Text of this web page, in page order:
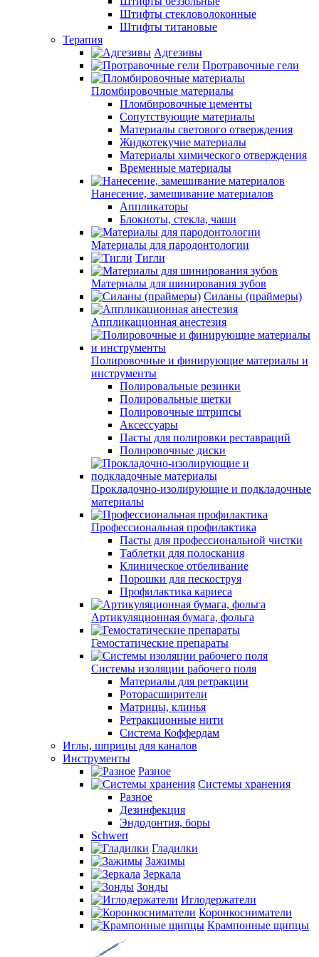
Штифты стекловолоконные
Штифты титановые
Терапия
Адгезивы
Протравочные гели
Пломбировочные материалы
Пломбировочные цементы
Сопутствующие материалы
Материалы светового отверждения
Жидкотекучие материалы
Материалы химического отверждения
Временные материалы
Нанесение, замешивание материалов
Аппликаторы
Блокноты, стекла, чаши
Материалы для пародонтологии
Тигли
Материалы для шинирования зубов
Силаны (праймеры)
Аппликационная анестезия
Полировочные и финирующие материалы и
инструменты
Полировальные резинки
Полировальные щетки
Полировочные штрипсы
Аксессуары
Пасты для полировки реставраций
Полировочные диски
Прокладочно-изолирующие и подкладочные
материалы
Профессиональная профилактика
Пасты для профессиональной чистки
Таблетки для полоскания
Клиническое отбеливание
Порошки для пескоструя
Профилактика кариеса
Артикуляционная бумага, фольга
Гемостатические препараты
Системы изоляции рабочего поля
Материалы для ретракции
Роторасширители
Матрицы, клинья
Ретракционные нити
Система Коффердам
Иглы, шприцы для каналов
Инструменты
Разное
Системы хранения
Разное
Дезинфекция
Эндодонтия, боры
Schwert
Гладилки
Зажимы
Зеркала
Зонды
Иглодержатели
Коронкосниматели
Крампонные щипцы